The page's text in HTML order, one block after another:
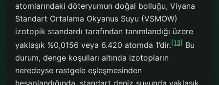
atomlarındaki döteryumun doğal bolluğu, Viyana
Standart Ortalama Okyanus Suyu (VSMOW)
izotopik standardı tarafından tanımlandığı üzere
yaklaşık %0,0156 veya 6.420 atomda 1’dir.[13] Bu
durum, denge koşulları altında izotopların
neredeyse rastgele eşleşmesinden